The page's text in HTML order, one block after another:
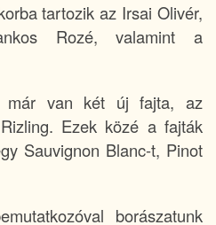
tartozik az Irsai Olivér,
Rozé, valamint a
már van két új fajta, az
Ezek közé a fajták
Sauvignon Blanc-t, Pinot
borászatunk